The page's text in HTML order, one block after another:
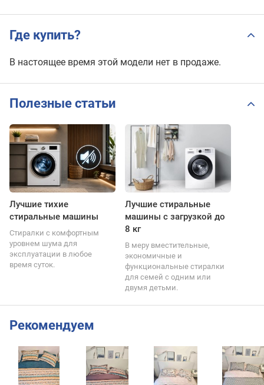
Где купить?
В настоящее время этой модели нет в продаже.
Полезные статьи
Лучшие тихие
стиральные машины
Стиралки с комфортным
уровнем шума для
эксплуатации в любое
время суток.
Лучшие стиральные
машины с загрузкой до
8 кг
В меру вместительные,
экономичные и
функциональные стиралки
для семей с одним или
двумя детьми.
Рекомендуем